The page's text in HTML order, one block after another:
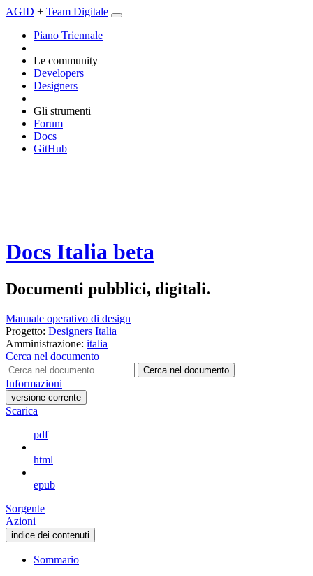
AGID + Team Digitale
Piano Triennale
Le community
Developers
Designers
Gli strumenti
Forum
Docs
GitHub
Docs Italia beta
Documenti pubblici, digitali.
Manuale operativo di design
Progetto: Designers Italia
Amministrazione: italia
Cerca nel documento
Cerca nel documento
Informazioni
versione-corrente
Scarica
pdf
html
epub
Sorgente
Azioni
indice dei contenuti
Sommario